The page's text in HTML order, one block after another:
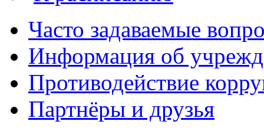
Часто задаваемые
Информация об
Противодействие
Партнёры и друзья